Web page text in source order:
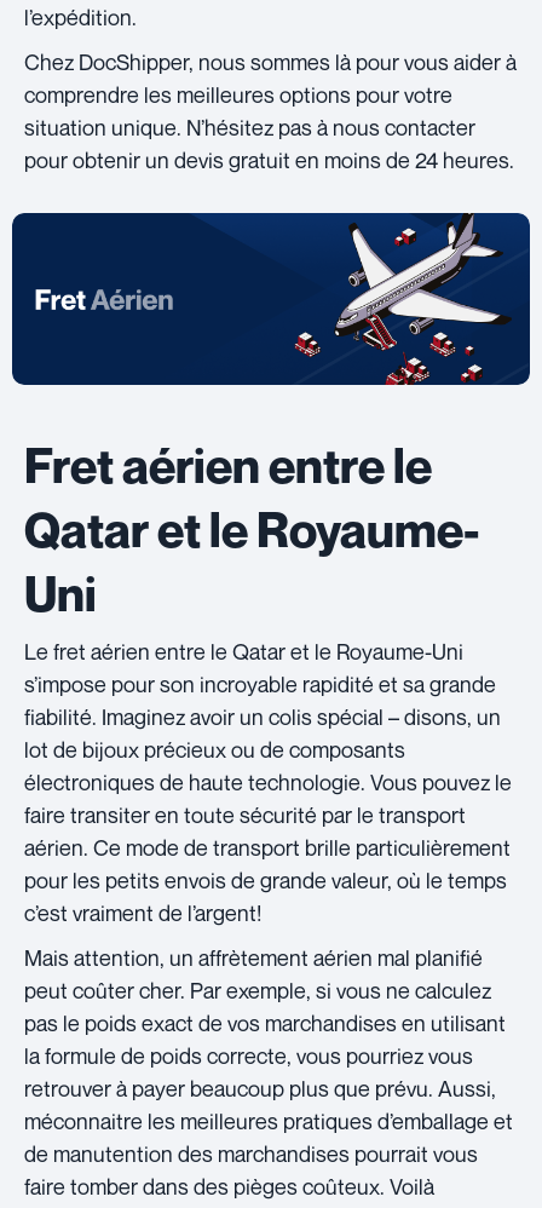
l’expédition.
Chez DocShipper, nous sommes là pour vous aider à
comprendre les meilleures options pour votre
situation unique. N’hésitez pas à nous contacter
pour obtenir un devis gratuit en moins de 24 heures.
Fret aérien entre le
Qatar et le Royaume-
Uni
Le fret aérien entre le Qatar et le Royaume-Uni
s’impose pour son incroyable rapidité et sa grande
fiabilité. Imaginez avoir un colis spécial – disons, un
lot de bijoux précieux ou de composants
électroniques de haute technologie. Vous pouvez le
faire transiter en toute sécurité par le transport
aérien. Ce mode de transport brille particulièrement
pour les petits envois de grande valeur, où le temps
c’est vraiment de l’argent!
Mais attention, un affrètement aérien mal planifié
peut coûter cher. Par exemple, si vous ne calculez
pas le poids exact de vos marchandises en utilisant
la formule de poids correcte, vous pourriez vous
retrouver à payer beaucoup plus que prévu. Aussi,
méconnaitre les meilleures pratiques d’emballage et
de manutention des marchandises pourrait vous
faire tomber dans des pièges coûteux. Voilà